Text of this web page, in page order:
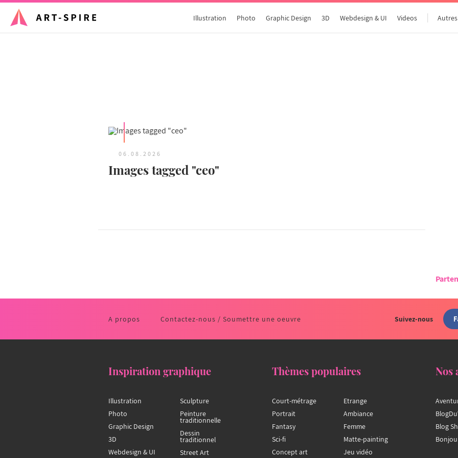
Illustration Photo Graphic Design 3D Webdesign & UI Videos Autres
06.08.2026
Images tagged "ceo"
A propos Contactez-nous / Soumettre une oeuvre Suivez-nous
Inspiration graphique
Illustration
Photo
Graphic Design
3D
Webdesign & UI
Sculpture
Peinture
traditionnelle
Dessin
traditionnel
Street Art
Thèmes populaires
Court-métrage
Portrait
Fantasy
Sci-fi
Concept art
Etrange
Ambiance
Femme
Matte-painting
Jeu vidéo
Nos
Blog